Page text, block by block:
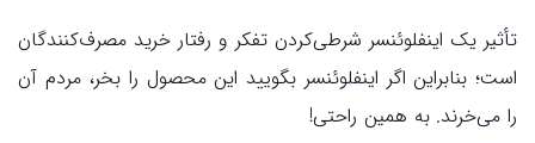
تأثیر یک اینفلوئنسر شرطی‌کردن تفکر و رفتار خرید مصرف‌کنندگان
است؛ بنابراین اگر اینفلوئنسر بگویید این محصول را بخر، مردم آن
را می‌خرند. به همین راحتی!